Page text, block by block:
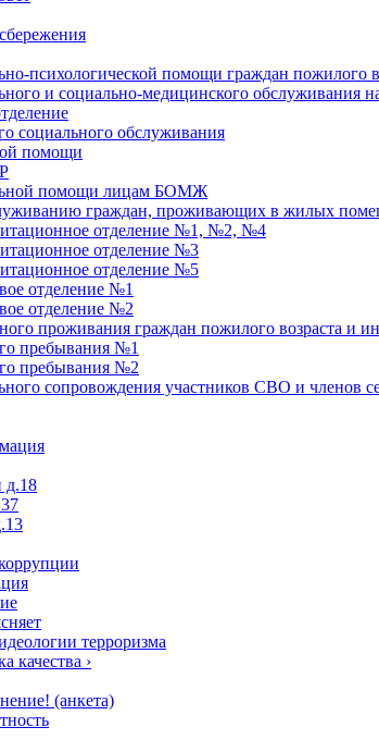
психологической помощи граждан пожилого
и социально-медицинского обслуживания
социального обслуживания
помощи
помощи лицам БОМЖ
граждан, проживающих в жилых
отделение №1, №2, №4
отделение №3
отделение №5
отделение №1
отделение №2
проживания граждан пожилого возраста и
пребывания №1
пребывания №2
сопровождения участников СВО и членов
д.18
терроризма
качества ›
(анкета)